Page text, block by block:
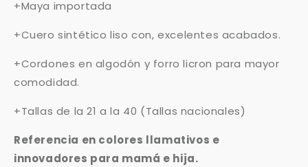
+Maya importada
+Cuero sintético liso con, excelentes acabados.
+Cordones en algodón y forro licron para mayor
comodidad.
+Tallas de la 21 a la 40 (Tallas nacionales)
Referencia en colores llamativos e
innovadores para mamá e hija.